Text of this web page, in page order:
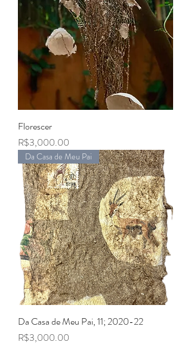
Florescer
Price
R$3,000.00
Da Casa de Meu Pai
Da Casa de Meu Pai, 11; 2020-22
Price
R$3,000.00